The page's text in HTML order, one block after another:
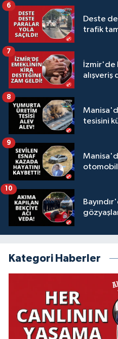
Deste
trafik
6
İzmir'de
alışveriş
7
tesisini
8
otomobil
9
10
Kategori Haberler